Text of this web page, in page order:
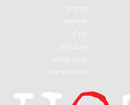
מבוגרים
מקודמים
נדל"ן
עיצוב פנים
תזונה וספורט
הצהרת נגישות